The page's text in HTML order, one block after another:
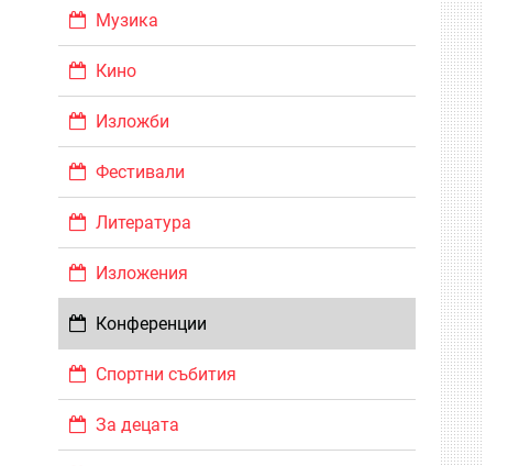
Музика
Кино
Изложби
Фестивали
Литература
Изложения
Конференции
Спортни събития
За децата